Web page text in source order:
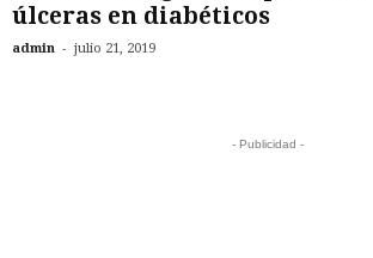
úlceras en diabéticos
admin - julio 21, 2019
- Publicidad -